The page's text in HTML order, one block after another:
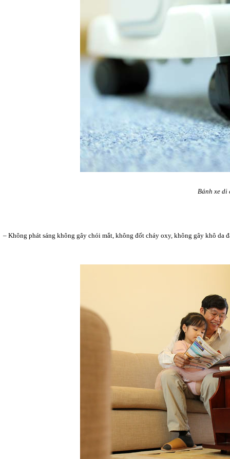
Bánh xe di
– Không phát sáng không gây chói mắt, không đốt cháy oxy, không gây khô da